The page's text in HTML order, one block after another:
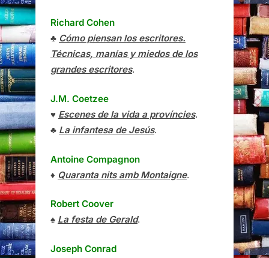
Richard Cohen
♣ Cómo piensan los escritores.
Técnicas, manías y miedos de los
grandes escritores.
J.M. Coetzee
♥ Escenes de la vida a províncies.
♣ La infantesa de Jesús.
Antoine Compagnon
♦ Quaranta nits amb Montaigne.
Robert Coover
♠ La festa de Gerald.
Joseph Conrad